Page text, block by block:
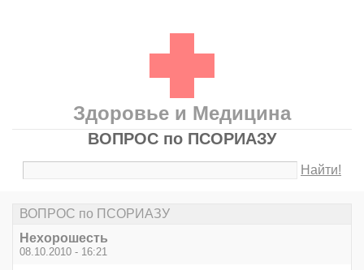
Здоровье и Медицина
ВОПРОС по ПСОРИАЗУ
Найти!
ВОПРОС по ПСОРИАЗУ
Нехорошесть
08.10.2010 - 16:21